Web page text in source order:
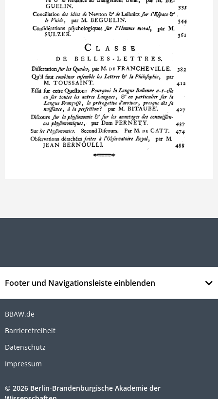
Footer und Navigationsleiste einblenden
BBAW.de
Barrierefreiheit
Datenschutz
Impressum
© 2026 Berlin-Brandenburgische Akademie der